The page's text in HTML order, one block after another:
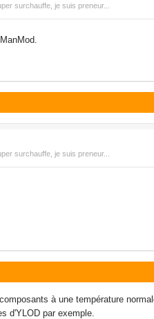
surchauffe, je suis preneur...
surchauffe, je suis preneur...
à une température
d'YLOD par exemple.